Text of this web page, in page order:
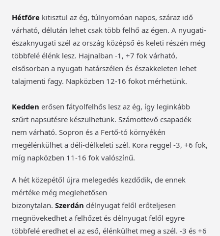
Hétfőre kitisztul az ég, túlnyomóan napos, száraz idő
várható, délután lehet csak több felhő az égen. A nyugati-
északnyugati szél az ország középső és keleti részén még
többfelé élénk lesz. Hajnalban -1, +7 fok várható,
elsősorban a nyugati határszélen és északkeleten lehet
talajmenti fagy. Napközben 12-16 fokot mérhetünk.
Kedden erősen fátyolfelhős lesz az ég, így leginkább
szűrt napsütésre készülhetünk. Számottevő csapadék
nem várható. Sopron és a Fertő-tó környékén
megélénkülhet a déli-délkeleti szél. Kora reggel -3, +6 fok,
míg napközben 11-16 fok valószínű.
A hét közepétől újra melegedés kezdődik, de ennek
mértéke még meglehetősen
bizonytalan. Szerdán délnyugat felől erőteljesen
megnövekedhet a felhőzet és délnyugat felől egyre
többfelé eredhet el az eső, élénkülhet meg a szél. -3 és +6